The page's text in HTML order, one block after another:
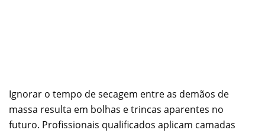
Ignorar o tempo de secagem entre as demãos de
massa resulta em bolhas e trincas aparentes no
futuro. Profissionais qualificados aplicam camadas